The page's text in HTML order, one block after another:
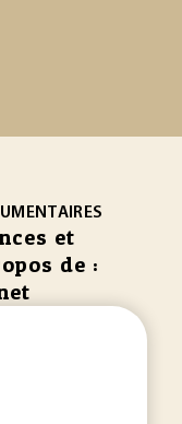
et
de :